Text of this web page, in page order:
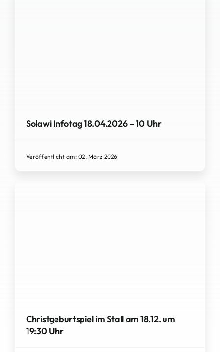
Solawi Infotag 18.04.2026 – 10 Uhr
Veröffentlicht am: 02. März 2026
Christgeburtspiel im Stall am 18.12. um
19:30 Uhr